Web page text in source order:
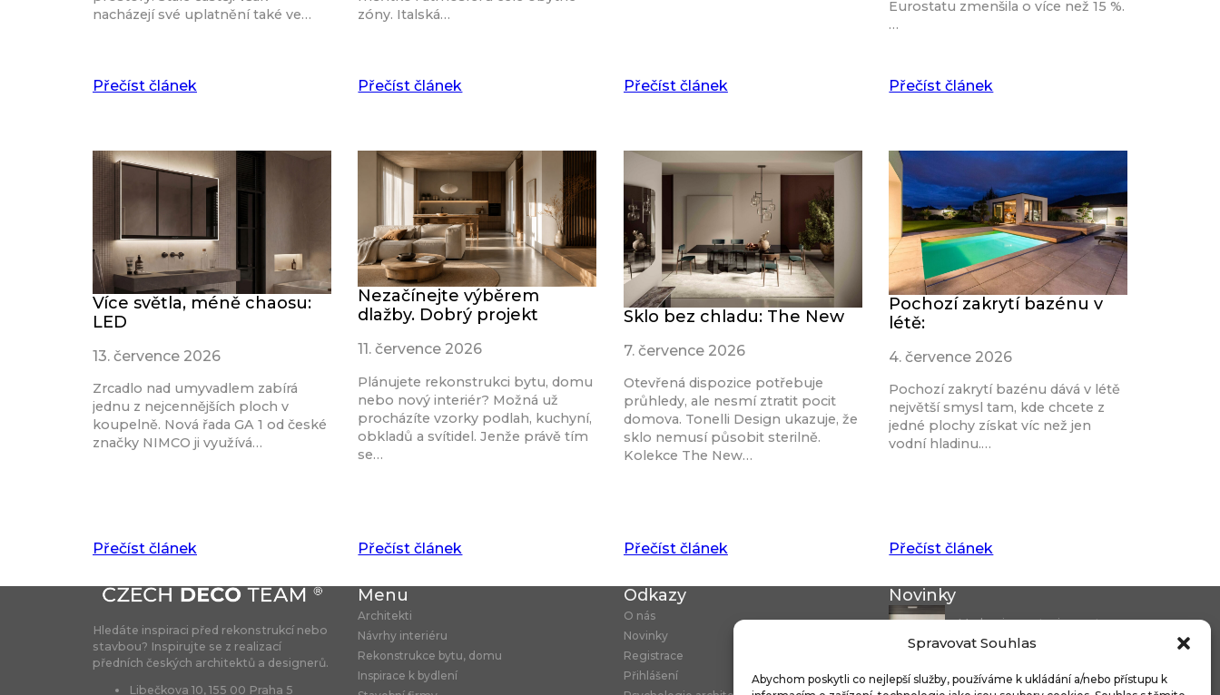
Spravovat Souhlas
Abychom poskytli co nejlepší služby, používáme k ukládání a/nebo přístupu k
nacházejí své uplatnění také ve…
Přečíst článek
zóny. Italská…
Přečíst článek Přečíst článek
Eurostatu zmenšila o více než 15 %.
…
Přečíst článek
Více světla, méně chaosu:
LED
13. července 2026
Zrcadlo nad umyvadlem zabírá
jednu z nejcennějších ploch v
koupelně. Nová řada GA 1 od české
značky NIMCO ji využívá…
Přečíst článek
Nezačínejte výběrem
dlažby. Dobrý projekt
11. července 2026
Plánujete rekonstrukci bytu, domu
nebo nový interiér? Možná už
procházíte vzorky podlah, kuchyní,
obkladů a svítidel. Jenže právě tím
se…
Přečíst článek
Sklo bez chladu: The New
7. července 2026
Otevřená dispozice potřebuje
průhledy, ale nesmí ztratit pocit
domova. Tonelli Design ukazuje, že
sklo nemusí působit sterilně.
Kolekce The New…
Přečíst článek
Pochozí zakrytí bazénu v
létě:
4. července 2026
Pochozí zakrytí bazénu dává v létě
největší smysl tam, kde chcete z
jedné plochy získat víc než jen
vodní hladinu.…
Přečíst článek
Hledáte inspiraci před rekonstrukcí nebo
stavbou? Inspirujte se z realizací
předních českých architektů a designerů.
Libečkova 10, 155 00 Praha 5
Menu
Architekti
Návrhy interiéru
Rekonstrukce bytu, domu
Inspirace k bydlení
Odkazy
O nás
Novinky
Registrace
Přihlášení
Novinky
Modernizace stanice metra
Českomoravská a...
Nicoline: středomořská